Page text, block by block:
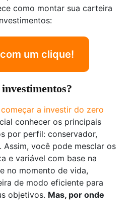
como montar sua carteira
um clique!
a investir do zero
conhecer os principais
por perfil: conservador,
Assim, você pode mesclar os
e variável com base na
no momento de vida,
de modo eficiente para
objetivos. Mas, por onde